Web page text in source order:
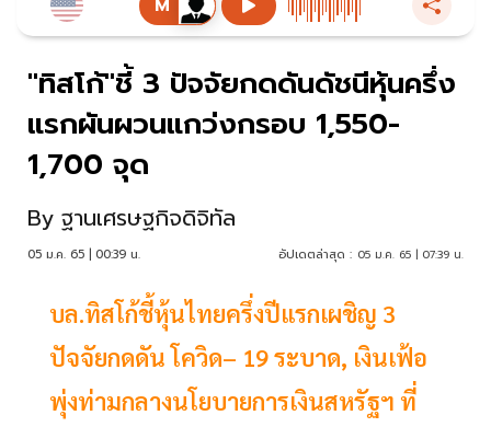
"ทิสโก้"ชี้ 3 ปัจจัยกดดันดัชนีหุ้นครึ่ง
แรกผันผวนแกว่งกรอบ 1,550-
1,700 จุด
By ฐานเศรษฐกิจดิจิทัล
05 ม.ค. 65 | 00:39 น. อัปเดตล่าสุด : 05 ม.ค. 65 | 07:39 น.
บล.ทิสโก้ชี้หุ้นไทยครึ่งปีแรกเผชิญ 3
ปัจจัยกดดัน โควิด– 19 ระบาด, เงินเฟ้อ
พุ่งท่ามกลางนโยบายการเงินสหรัฐฯ ที่